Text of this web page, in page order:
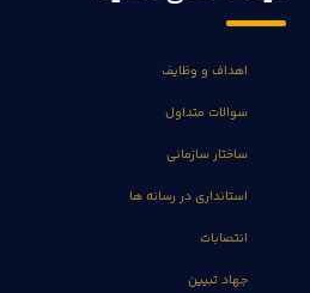
اهداف و وظایف
سوالات متداول
ساختار سازمانی
استانداری در رسانه ها
انتصابات
جهاد تبیین